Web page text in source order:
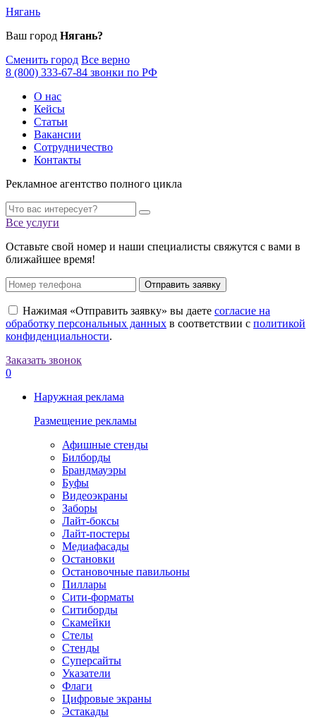
Нягань
Ваш город Нягань?
Сменить город Все верно
8 (800) 333-67-84 звонки по РФ
О нас
Кейсы
Статьи
Вакансии
Сотрудничество
Контакты
Рекламное агентство полного цикла
Все услуги
Оставьте свой номер и наши специалисты свяжутся с вами в
ближайшее время!
Отправить заявку
Нажимая «Отправить заявку» вы даете согласие на
обработку персональных данных в соответствии с политикой
конфиденциальности.
Заказать звонок
0
Наружная реклама
Размещение рекламы
Афишные стенды
Билборды
Брандмауэры
Буфы
Видеоэкраны
Заборы
Лайт-боксы
Лайт-постеры
Медиафасады
Остановки
Остановочные павильоны
Пиллары
Сити-форматы
Ситиборды
Скамейки
Стелы
Стенды
Суперсайты
Указатели
Флаги
Цифровые экраны
Эстакады